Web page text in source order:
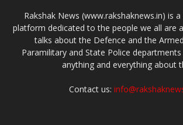
Rakshak News (www.rakshaknews.in) is
platform dedicated to the people we all are
talks about the Defence and the
Paramilitary and State Police
anything and everything about
Contact us: